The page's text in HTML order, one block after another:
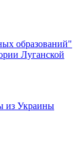
образований"
Луганской
из Украины